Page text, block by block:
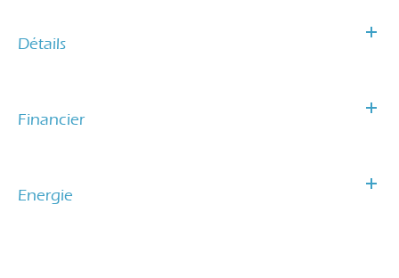
Détails
Financier
Energie